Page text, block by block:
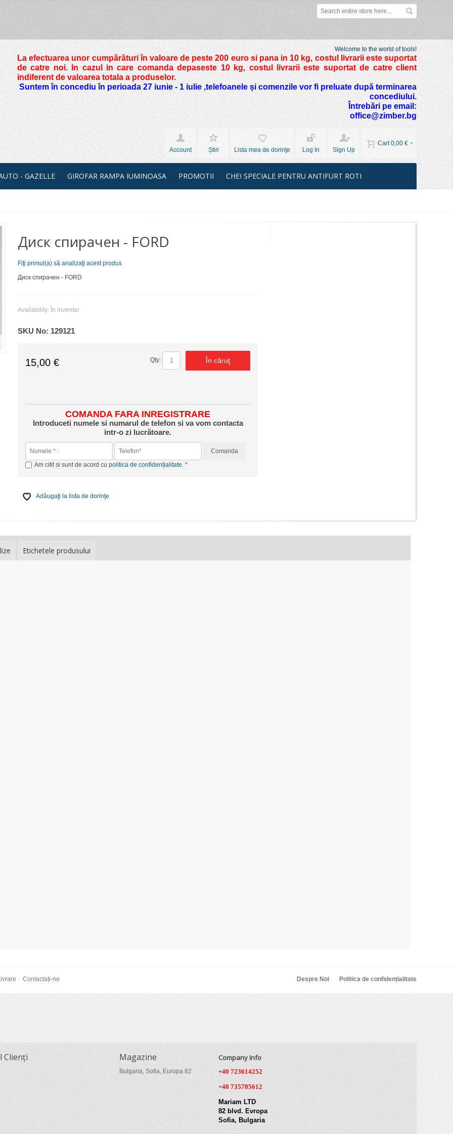
Welcome to the world of tools!
La efectuarea unor cumpărături în valoare de peste 200 euro si pana in 10 kg, costul livrarii este suportat
de catre noi. In cazul in care comanda depaseste 10 kg, costul livrarii este suportat de catre client
indiferent de valoarea totala a produselor.
Suntem în concediu în perioada 27 iunie - 1 iulie ,telefoanele și comenzile vor fi preluate după terminarea
concediului.
Întrebări pe email:
office@zimber.bg
Cart 0,00 €
Account
Știri Lista mea de dorinţe Log In Sign Up
- GAZELLE GIROFAR RAMPA IUMINOASA PROMOTII CHEI SPECIALE PENTRU ANTIFURT ROTI
Диск спирачен - FORD
Fiţi primul(a) să analizaţi acest produs
Диск спирачен - FORD
Availability: În inventar
SKU No: 129121
15,00 € Qty: În căruţ
COMANDA FARA INREGISTRARE
Introduceti numele si numarul de telefon si va vom contacta
intr-o zi lucrătoare.
Comanda
Am citit si sunt de acord cupolitica de confidențialitate.
Adăugaţi la lista de dorinţe
Etichetele produsului
Contactați-ne Despre Noi Politica de confidențialitate
Clienți Magazine
Bulgaria, Sofia, Europa 82
Company Info
+40 723614252
+40 735785612
Mariam LTD
82 blvd. Evropa
Sofia, Bulgaria